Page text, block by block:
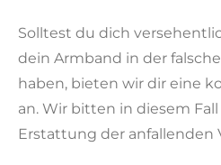
Solltest du dich
dein Armband in der
haben, bieten wir dir eine
an. Wir bitten in diesem
Erstattung der anfallenden